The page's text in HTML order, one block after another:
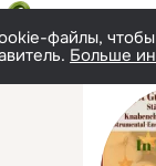
файлы,
Больше